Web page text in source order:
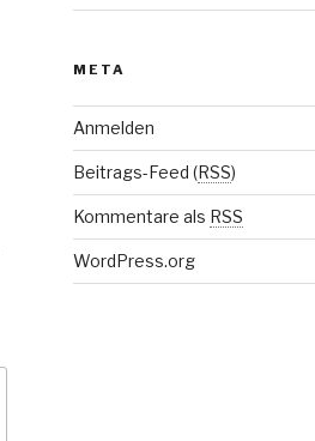
META
Anmelden
Beitrags-Feed (RSS)
Kommentare als RSS
WordPress.org